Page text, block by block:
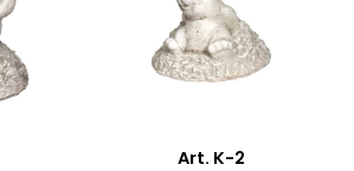
Art. K-2